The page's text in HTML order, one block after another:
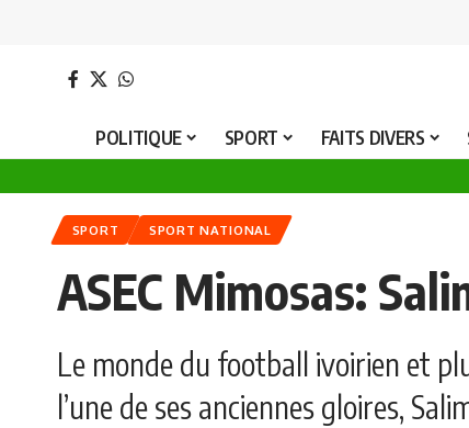
POLITIQUE SPORT FAITS DIVERS
SPORT SPORT NATIONAL
ASEC Mimosas:
Le monde du football ivoirien et
l’une de ses anciennes gloires,